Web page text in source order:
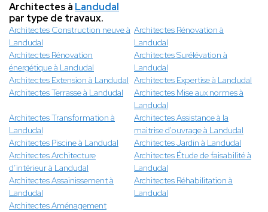
Architectes à Landudal
par type de travaux.
Architectes Construction neuve à
Landudal
Architectes Rénovation à
Landudal
Architectes Rénovation
énergétique à Landudal
Architectes Surélévation à
Landudal
Architectes Extension à Landudal Architectes Expertise à Landudal
Architectes Terrasse à Landudal
Architectes Mise aux normes à
Landudal
Architectes Transformation à
Landudal
Architectes Assistance à la
maitrise d'ouvrage à Landudal
Architectes Piscine à Landudal
Architectes Jardin à Landudal
Architectes Architecture
d’intérieur à Landudal
Architectes Étude de faisabilité à
Landudal
Architectes Assainissement à
Landudal
Architectes Réhabilitation à
Landudal
Architectes Aménagement